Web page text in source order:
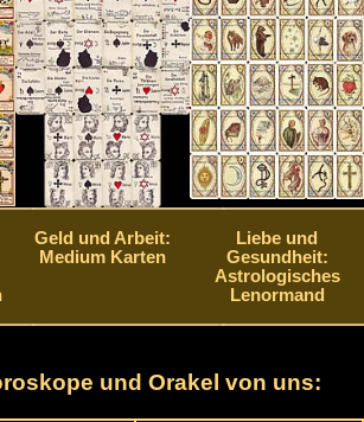
Geld und Arbeit:
Medium Karten
Liebe und
Gesundheit:
Astrologisches
Lenormand
und Orakel von uns: